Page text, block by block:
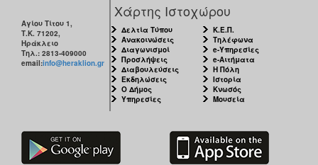
Αγίου Τίτου 1,
Τ.Κ. 71202,
Ηράκλειο
Τηλ.: 2813-409000
email:info@heraklion.gr
Χάρτης Ιστοχώρου
Δελτία Τύπου
Ανακοινώσεις
Διαγωνισμοί
Προσλήψεις
Διαβουλεύσεις
Εκδηλώσεις
Ο Δήμος
Υπηρεσίες
Κ.Ε.Π.
Τηλέφωνα
e-Υπηρεσίες
e-Αιτήματα
Η Πόλη
Ιστορία
Κνωσός
Μουσεία